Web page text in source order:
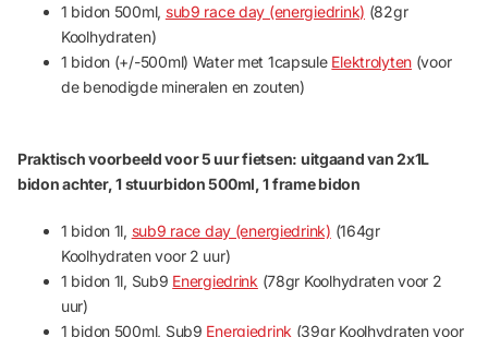
1 bidon 500ml, sub9 race day (energiedrink) (82gr
Koolhydraten)
1 bidon (+/-500ml) Water met 1capsule Elektrolyten (voor
de benodigde mineralen en zouten)
Praktisch voorbeeld voor 5 uur fietsen: uitgaand van 2x1L
bidon achter, 1 stuurbidon 500ml, 1 frame bidon
1 bidon 1l, sub9 race day (energiedrink) (164gr
Koolhydraten voor 2 uur)
1 bidon 1l, Sub9 Energiedrink (78gr Koolhydraten voor 2
uur)
1 bidon 500ml, Sub9 Energiedrink (39gr Koolhydraten voor